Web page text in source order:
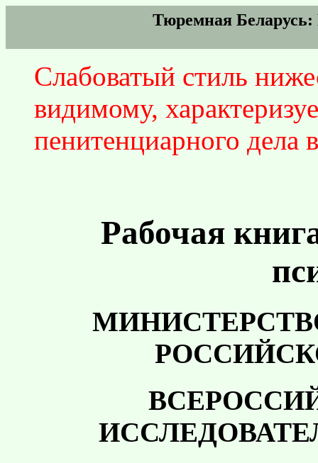
Тюремная Беларусь:
Слабоватый стиль
видимому,
пенитенциарного дела
Рабочая